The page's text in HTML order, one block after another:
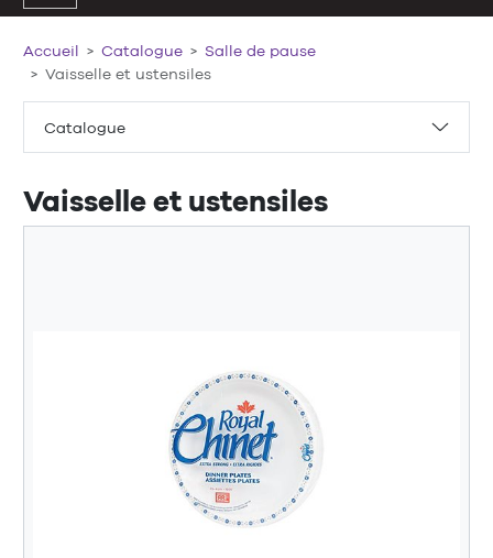
Catalogue
Accueil Catalogue
Salle de pause
Vaisselle et ustensiles
Vaisselle et ustensiles